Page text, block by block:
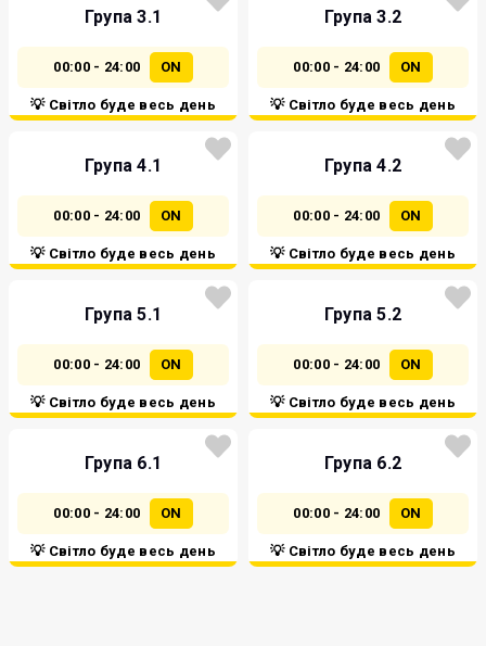
Група 3.1
00:00 - 24:00 ON
💡 Світло буде весь день
Група 3.2
00:00 - 24:00 ON
💡 Світло буде весь день
Група 4.1
00:00 - 24:00 ON
💡 Світло буде весь день
Група 4.2
00:00 - 24:00 ON
💡 Світло буде весь день
Група 5.1
00:00 - 24:00 ON
💡 Світло буде весь день
Група 5.2
00:00 - 24:00 ON
💡 Світло буде весь день
Група 6.1
00:00 - 24:00 ON
💡 Світло буде весь день
Група 6.2
00:00 - 24:00 ON
💡 Світло буде весь день